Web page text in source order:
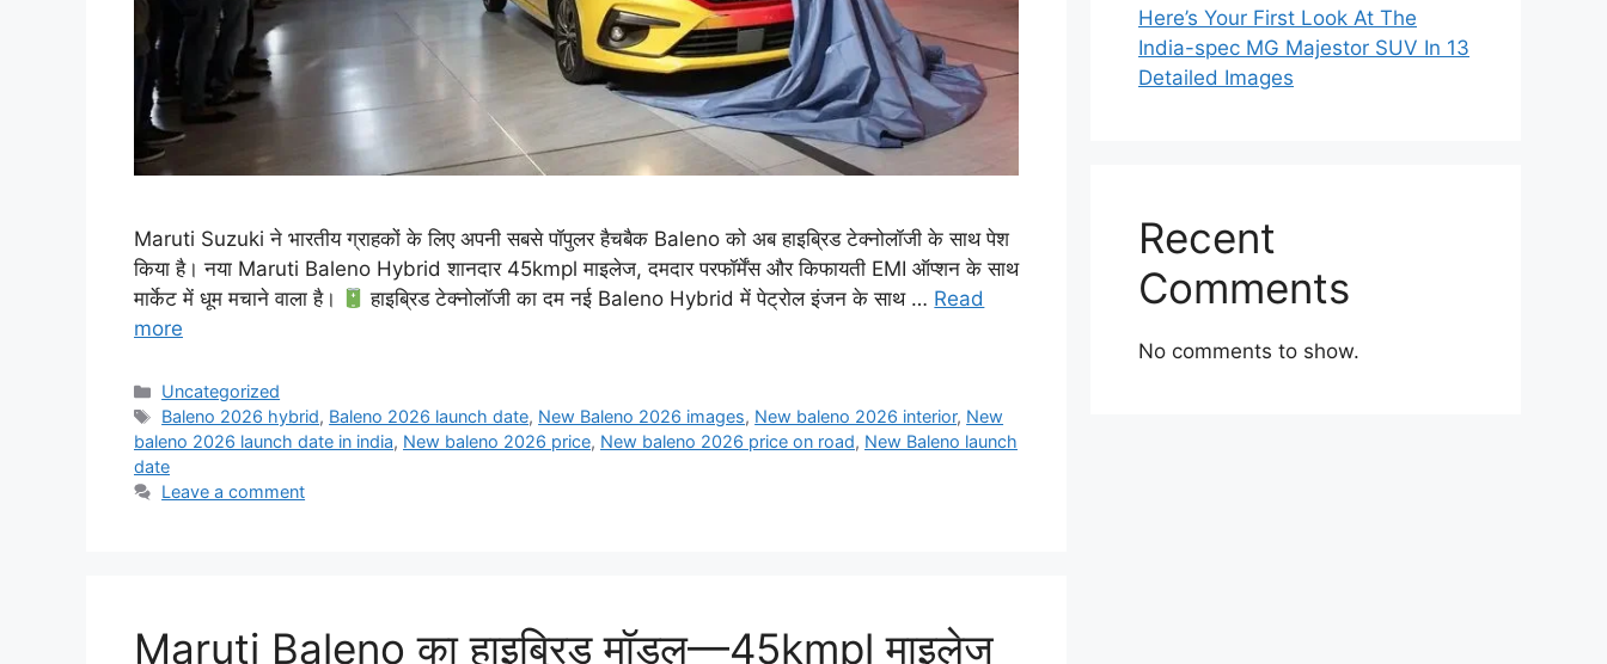
Maruti Suzuki ने भारतीय ग्राहकों के लिए अपनी सबसे पॉपुलर हैचबैक Baleno को अब हाइब्रिड टेक्नोलॉजी के साथ पेश
किया है। नया Maruti Baleno Hybrid शानदार 45kmpl माइलेज, दमदार परफॉर्मेंस और किफायती EMI ऑप्शन के साथ
मार्केट में धूम मचाने वाला है।
हाइब्रिड टेक्नोलॉजी का दम नई Baleno Hybrid में पेट्रोल इंजन के साथ … Read
more
Categories
Uncategorized
Tags
Baleno 2026 hybrid, Baleno 2026 launch date, New Baleno 2026 images, New baleno 2026 interior, New
baleno 2026 launch date in india, New baleno 2026 price, New baleno 2026 price on road, New Baleno launch
date
Leave a comment
Maruti Baleno का हाइब्रिड मॉडल—45kmpl माइलेज
Here’s Your First Look At The
India-spec MG Majestor SUV In 13
Detailed Images
Recent
Comments
No comments to show.